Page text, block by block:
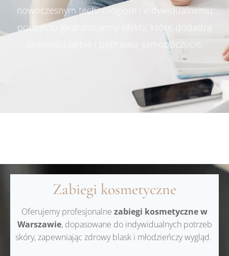
nowoczesnym technologiom i indywidualnemu
podejściu gwarantujemy efekty, które dodadzą
pewności siebie i poprawią samopoczucie.
Zabiegi kosmetyczne
Oferujemy profesjonalne zabiegi kosmetyczne w
Warszawie, dopasowane do indywidualnych potrzeb
skóry, zapewniając zdrowy blask i młodzieńczy wygląd.